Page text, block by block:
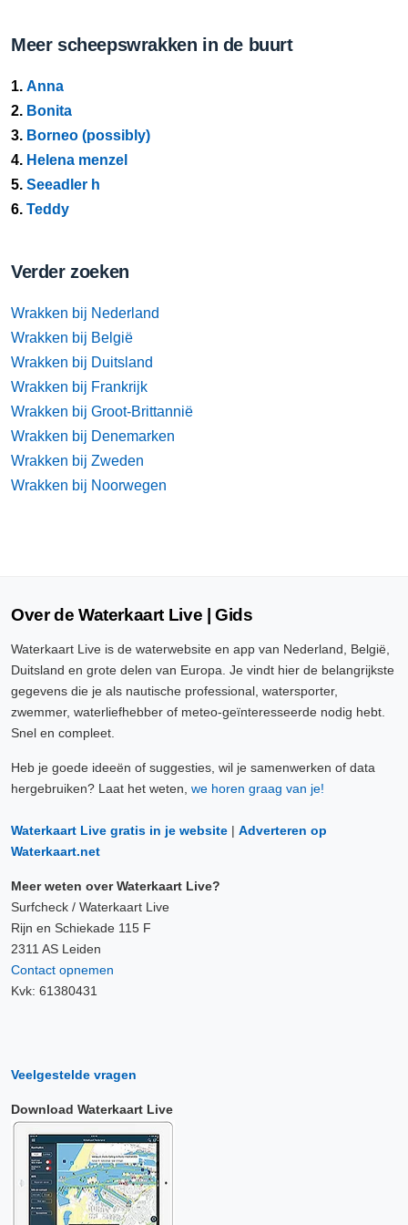
Meer scheepswrakken in de buurt
1. Anna
2. Bonita
3. Borneo (possibly)
4. Helena menzel
5. Seeadler h
6. Teddy
Verder zoeken
Wrakken bij Nederland
Wrakken bij België
Wrakken bij Duitsland
Wrakken bij Frankrijk
Wrakken bij Groot-Brittannië
Wrakken bij Denemarken
Wrakken bij Zweden
Wrakken bij Noorwegen
Over de Waterkaart Live | Gids
Waterkaart Live is de waterwebsite en app van Nederland, België,
Duitsland en grote delen van Europa. Je vindt hier de belangrijkste
gegevens die je als nautische professional, watersporter,
zwemmer, waterliefhebber of meteo-geïnteresseerde nodig hebt.
Snel en compleet.
Heb je goede ideeën of suggesties, wil je samenwerken of data
hergebruiken? Laat het weten, we horen graag van je!
Waterkaart Live gratis in je website | Adverteren op
Waterkaart.net
Meer weten over Waterkaart Live?
Surfcheck / Waterkaart Live
Rijn en Schiekade 115 F
2311 AS Leiden
Contact opnemen
Kvk: 61380431
Veelgestelde vragen
Download Waterkaart Live